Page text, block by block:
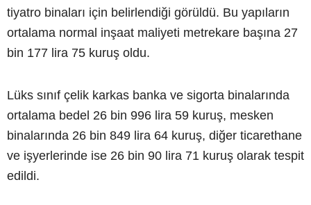
tiyatro binaları için belirlendiği görüldü. Bu yapıların
ortalama normal inşaat maliyeti metrekare başına 27
bin 177 lira 75 kuruş oldu.
Lüks sınıf çelik karkas banka ve sigorta binalarında
ortalama bedel 26 bin 996 lira 59 kuruş, mesken
binalarında 26 bin 849 lira 64 kuruş, diğer ticarethane
ve işyerlerinde ise 26 bin 90 lira 71 kuruş olarak tespit
edildi.